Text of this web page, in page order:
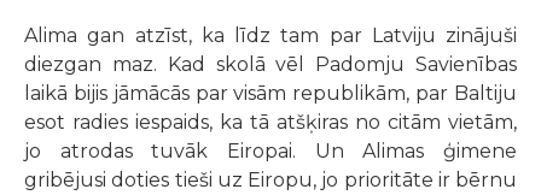
Alima gan atzīst, ka līdz tam par Latviju zinājuši
diezgan maz. Kad skolā vēl Padomju Savienības
laikā bijis jāmācās par visām republikām, par Baltiju
esot radies iespaids, ka tā atšķiras no citām vietām,
jo atrodas tuvāk Eiropai. Un Alimas ģimene
gribējusi doties tieši uz Eiropu, jo prioritāte ir bērnu